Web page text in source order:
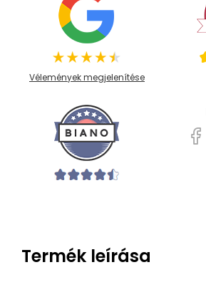
Vélemények megjelenítése
Termék leírása